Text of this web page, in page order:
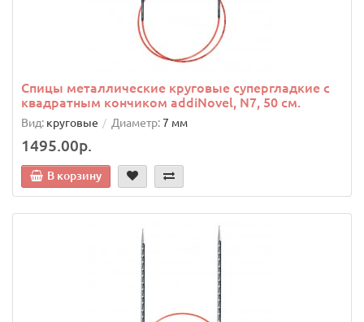
Спицы металлические круговые супергладкие c
квадратным кончиком addiNovel, N7, 50 см.
Вид: круговые Диаметр:7 мм
1495.00р.
В корзину